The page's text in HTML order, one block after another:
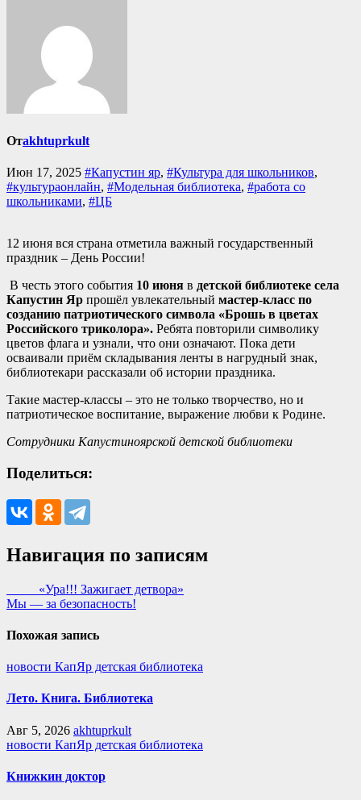
Отakhtuprkult
Июн 17, 2025 #Капустин яр, #Культура для школьников,
#культураонлайн, #Модельная библиотека, #работа со
школьниками, #ЦБ
12 июня вся страна отметила важный государственный
праздник – День России!
В честь этого события 10 июня в детской библиотеке села
Капустин Яр прошёл увлекательный мастер-класс по
созданию патриотического символа «Брошь в цветах
Российского триколора». Ребята повторили символику
цветов флага и узнали, что они означают. Пока дети
осваивали приём складывания ленты в нагрудный знак,
библиотекари рассказали об истории праздника.
Такие мастер-классы – это не только творчество, но и
патриотическое воспитание, выражение любви к Родине.
Сотрудники Капустиноярской детской библиотеки
Поделиться:
Навигация по записям
«Ура!!! Зажигает детвора»
Мы — за безопасность!
Похожая запись
новости КапЯр детская библиотека
Лето. Книга. Библиотека
Авг 5, 2026 akhtuprkult
новости КапЯр детская библиотека
Книжкин доктор